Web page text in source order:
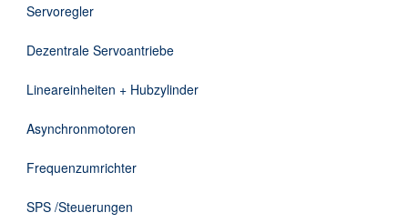
Servoregler
Dezentrale Servoantriebe
Lineareinheiten + Hubzylinder
Asynchronmotoren
Frequenzumrichter
SPS /Steuerungen